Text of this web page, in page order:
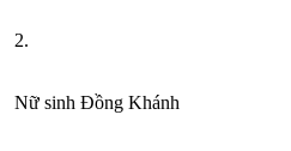
2.
Nữ sinh Đồng Khánh